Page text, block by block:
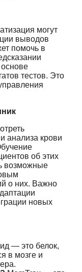
могут
выводов
помочь в
тестов. Это
анализа крови
об этих
возможные
о них. Важно
новых
— это белок,
в мозге и